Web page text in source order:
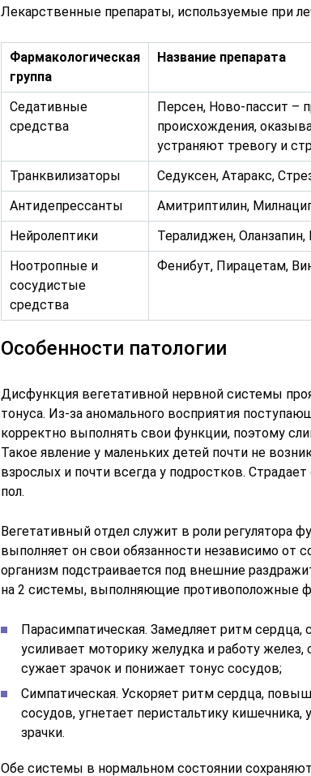
Лекарственные препараты, используемые при
Фармакологическая
группа
Название препарата
Седативные
средства
Персен, Ново-пассит –
происхождения,
устраняют тревогу и
Транквилизаторы
Седуксен, Атаракс,
Антидепрессанты
Амитриптилин,
Нейролептики
Тералиджен,
Ноотропные и
сосудистые
средства
Фенибут, Пирацетам,
Особенности патологии
Дисфункция вегетативной нервной системы
тонуса. Из-за аномального восприятия
корректно выполнять свои функции, поэтому
Такое явление у маленьких детей почти не
взрослых и почти всегда у подростков.
пол.
Вегетативный отдел служит в роли регулятора
выполняет он свои обязанности независимо от
организм подстраивается под внешние
на 2 системы, выполняющие противоположные
Парасимпатическая. Замедляет ритм сердца,
усиливает моторику желудка и работу
сужает зрачок и понижает тонус сосудов;
Симпатическая. Ускоряет ритм сердца,
сосудов, угнетает перистальтику
зрачки.
Обе системы в нормальном состоянии